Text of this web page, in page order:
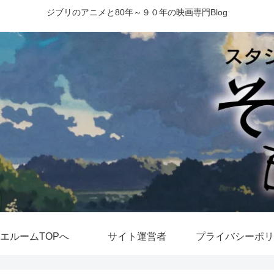
ジブリのアニメと80年～９０年の映画専門Blog
ルームTOPへ サイト運営者 プライバシーポ